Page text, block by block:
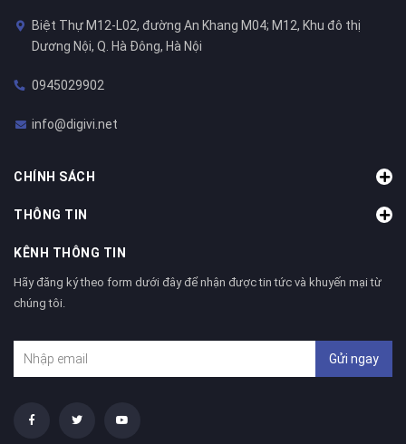
Biệt Thự M12-L02, đường An Khang M04; M12, Khu đô thị
Dương Nội, Q. Hà Đông, Hà Nội
0945029902
info@digivi.net
CHÍNH SÁCH
THÔNG TIN
KÊNH THÔNG TIN
Hãy đăng ký theo form dưới đây để nhận được tin tức và khuyến mại từ
chúng tôi.
Gửi ngay